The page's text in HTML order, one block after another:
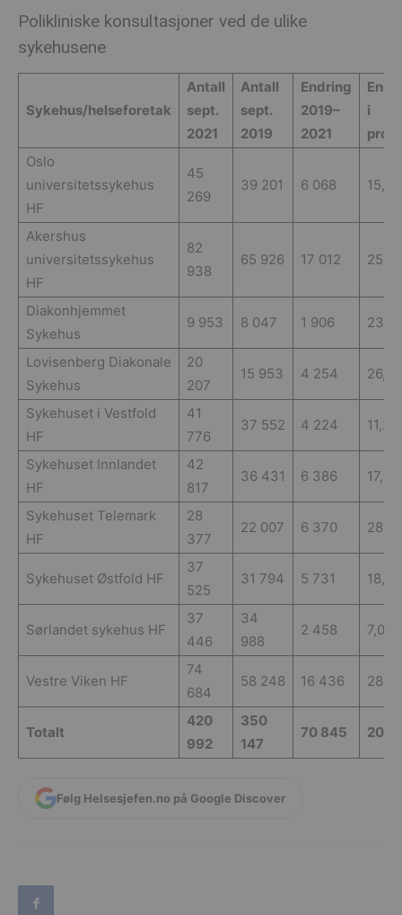
Polikliniske konsultasjoner ved de ulike
sykehusene
Sykehus/helseforetak
Antall
sept.
2021
Antall
sept.
2019
Endring
2019–
2021
i
Oslo
universitetssykehus
HF
45
269
39 201 6 068 15,5
Akershus
universitetssykehus
HF
82
938
65 926 17 012 25,8
Diakonhjemmet
Sykehus
9 953 8 047 1 906 23,7
Lovisenberg Diakonale
Sykehus
20
207
15 953 4 254 26,7
Sykehuset i Vestfold
HF
41
776
37 552 4 224 11,2
Sykehuset Innlandet
HF
42
817
36 431 6 386 17,5
Sykehuset Telemark
HF
28
377
22 007 6 370 28,9
Sykehuset Østfold HF
37
525
31 794 5 731 18,0
Sørlandet sykehus HF
37
446
34
988
2 458 7,0
Vestre Viken HF
74
684
58 248 16 436 28,2
Totalt
420
992
350
147
70 845 20,2
Følg Helsesjefen.no på Google Discover